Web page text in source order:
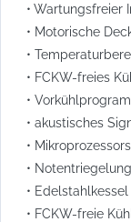
• Wartungsfreier
• Motorische
•
• FCKW-freies
•
• akustisches
•
• Notentriegelung
• Edelstahlkessel
• FCKW-freie